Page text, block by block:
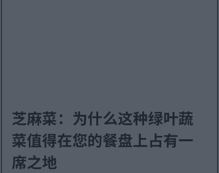
芝麻菜：为什么这种绿叶蔬
菜值得在您的餐盘上占有一
席之地